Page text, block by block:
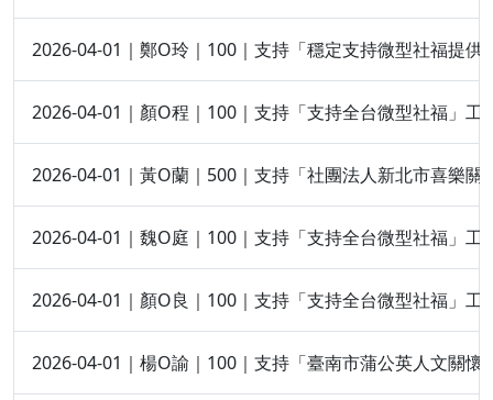
2026-04-01｜鄭O玲｜100｜支持「穩定支持微型社福提供
2026-04-01｜顏O程｜100｜支持「支持全台微型社福」工
2026-04-01｜黃O蘭｜500｜支持「社團法人新北市喜樂關
2026-04-01｜魏O庭｜100｜支持「支持全台微型社福」工
2026-04-01｜顏O良｜100｜支持「支持全台微型社福」工
2026-04-01｜楊O諭｜100｜支持「臺南市蒲公英人文關懷